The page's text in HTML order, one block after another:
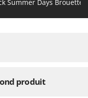
Summer Days
produit